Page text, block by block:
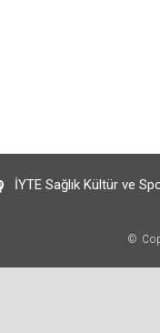
İYTE Sağlık Kültür ve
©